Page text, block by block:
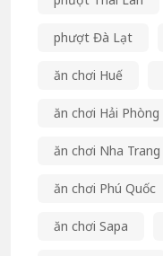
phượt Đà Lạt
ăn chơi Huế
ăn chơi Hải Phòng
ăn chơi Nha Trang
ăn chơi Phú Quốc
ăn chơi Sapa